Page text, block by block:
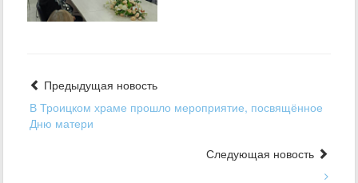
Предыдущая новость
В Троицком храме прошло мероприятие, посвящённое
Дню матери
Следующая новость